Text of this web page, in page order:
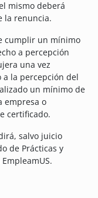
mismo deberá
la renuncia.
cumplir un mínimo
a percepción
una vez
la percepción del
un mínimo de
empresa o
certificado.
salvo juicio
de Prácticas y